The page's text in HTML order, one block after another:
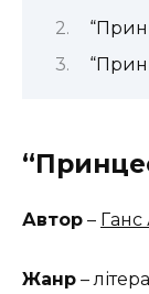
Автор –
Жанр –